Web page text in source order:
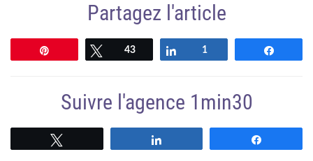
Partagez l'article
Tweetez
43 Partagez
1
Suivre l'agence 1min30